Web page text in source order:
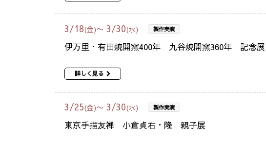
3/18(金)〜 3/30(水) 製作実演
伊万里・有田焼開窯400年 九谷焼開窯360年 記念展
詳しく見る
3/25(金)〜 3/30(水) 製作実演
東京手描友禅 小倉貞右・隆 親子展